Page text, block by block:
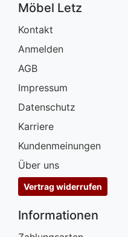
Möbel Letz
Kontakt
Anmelden
AGB
Impressum
Datenschutz
Karriere
Kundenmeinungen
Über uns
Vertrag widerrufen
Informationen